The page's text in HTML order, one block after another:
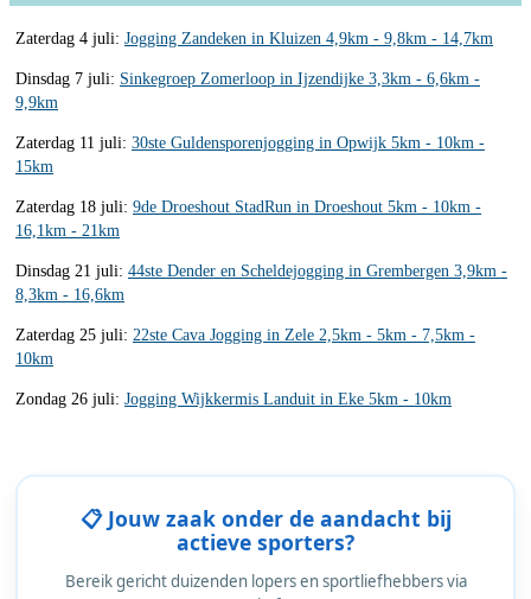
Zaterdag 4 juli: Jogging Zandeken in Kluizen 4,9km - 9,8km - 14,7km
Dinsdag 7 juli: Sinkegroep Zomerloop in Ijzendijke 3,3km - 6,6km -
9,9km
Zaterdag 11 juli: 30ste Guldensporenjogging in Opwijk 5km - 10km -
15km
Zaterdag 18 juli: 9de Droeshout StadRun in Droeshout 5km - 10km -
16,1km - 21km
Dinsdag 21 juli: 44ste Dender en Scheldejogging in Grembergen 3,9km -
8,3km - 16,6km
Zaterdag 25 juli: 22ste Cava Jogging in Zele 2,5km - 5km - 7,5km -
10km
Zondag 26 juli: Jogging Wijkkermis Landuit in Eke 5km - 10km
📋 Jouw zaak onder de aandacht bij
actieve sporters?
Bereik gericht duizenden lopers en sportliefhebbers via